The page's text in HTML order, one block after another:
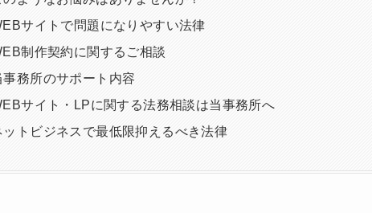
サイトで問題になりやすい法律
制作契約に関するご相談
事務所のサポート内容
サイト・LPに関する法務相談は当事務所へ
ットビジネスで最低限抑えるべき法律